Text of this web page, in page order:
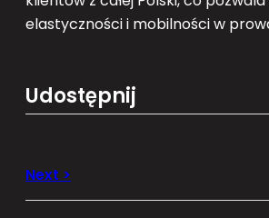
elastyczności i mobilności w
Udostępnij